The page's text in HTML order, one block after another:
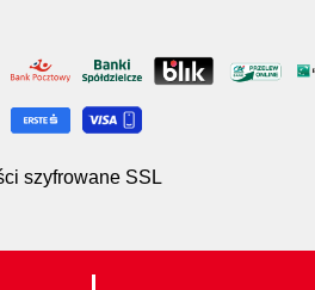
szyfrowane SSL